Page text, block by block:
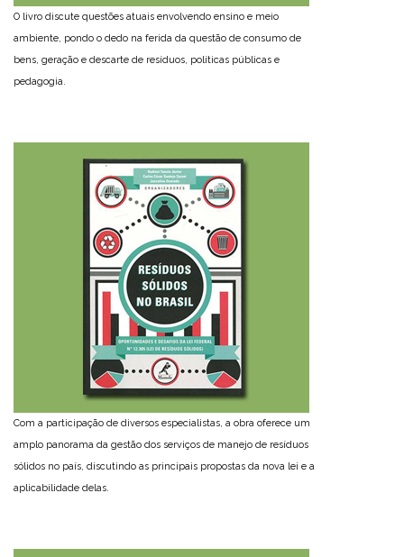
O livro discute questões atuais envolvendo ensino e meio
ambiente, pondo o dedo na ferida da questão de consumo de
bens, geração e descarte de resíduos, políticas públicas e
pedagogia.
Com a participação de diversos especialistas, a obra oferece um
amplo panorama da gestão dos serviços de manejo de resíduos
sólidos no país, discutindo as principais propostas da nova lei e a
aplicabilidade delas.